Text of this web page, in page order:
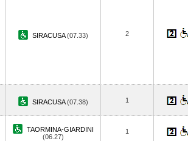
SIRACUSA(07.33) 2
SIRACUSA(07.38) 1
TAORMINA-GIARDINI
(06.27)
1